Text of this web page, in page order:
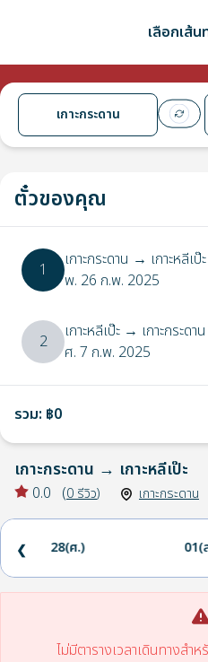
เลือกเส้น
เกาะกระดาน
ตั๋วของคุณ
1 เกาะกระดาน → เกาะหลีเป๊ะ
พ. 26 ก.พ. 2025
2 เกาะหลีเป๊ะ → เกาะกระดาน
ศ. 7 ก.พ. 2025
รวม: ฿0
เกาะกระดาน → เกาะหลีเป๊ะ
0.0 (0 รีวิว) เกาะกระดาน
28(ศ.) 01(
❮
ไม่มีตารางเวลาเดินทางสำ